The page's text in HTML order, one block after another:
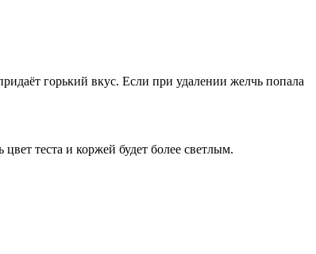
горький вкус. Если при удалении желчь попала
теста и коржей будет более светлым.